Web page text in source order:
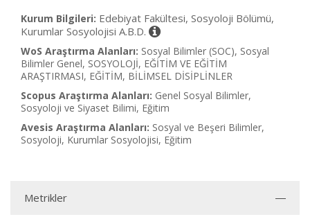
Kurum Bilgileri: Edebiyat Fakültesi, Sosyoloji Bölümü,
Kurumlar Sosyolojisi A.B.D.
WoS Araştırma Alanları: Sosyal Bilimler (SOC), Sosyal
Bilimler Genel, SOSYOLOJİ, EĞİTİM VE EĞİTİM
ARAŞTIRMASI, EĞİTİM, BİLİMSEL DİSİPLİNLER
Scopus Araştırma Alanları: Genel Sosyal Bilimler,
Sosyoloji ve Siyaset Bilimi, Eğitim
Avesis Araştırma Alanları: Sosyal ve Beşeri Bilimler,
Sosyoloji, Kurumlar Sosyolojisi, Eğitim
Metrikler